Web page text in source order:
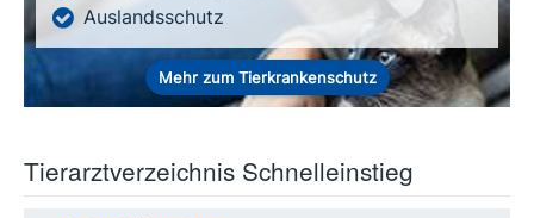
Auslandsschutz
Mehr zum Tierkrankenschutz
Tierarztverzeichnis Schnelleinstieg